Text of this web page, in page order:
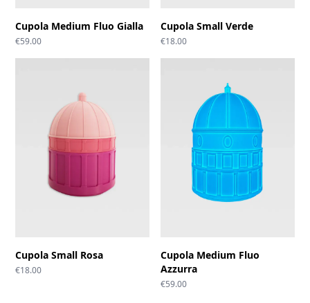
Cupola Medium Fluo Gialla
€59.00
Cupola Small Verde
€18.00
Cupola Small Rosa
€18.00
Cupola Medium Fluo
Azzurra
€59.00